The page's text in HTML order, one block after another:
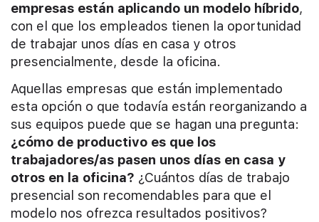
empresas están aplicando un modelo híbrido,
con el que los empleados tienen la oportunidad
de trabajar unos días en casa y otros
presencialmente, desde la oficina.
Aquellas empresas que están implementado
esta opción o que todavía están reorganizando a
sus equipos puede que se hagan una pregunta:
¿cómo de productivo es que los
trabajadores/as pasen unos días en casa y
otros en la oficina? ¿Cuántos días de trabajo
presencial son recomendables para que el
modelo nos ofrezca resultados positivos?